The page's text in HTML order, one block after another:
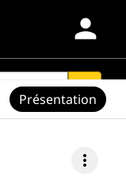
person
search
more_vert
Présentation